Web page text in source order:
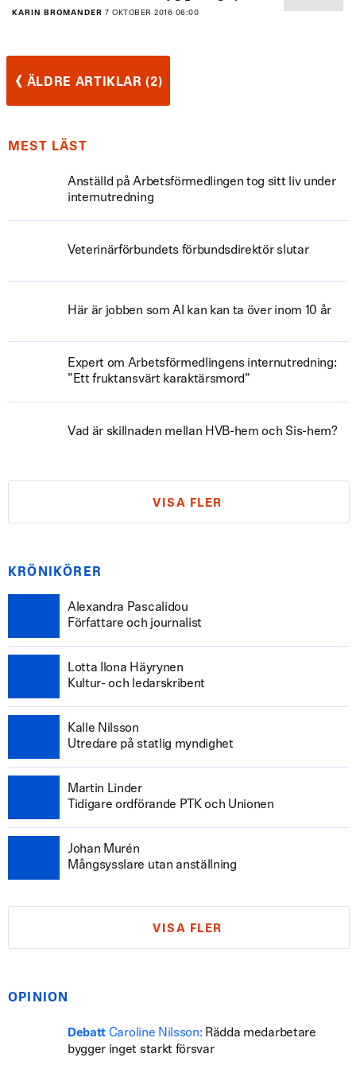
KARIN BROMANDER 7 OKTOBER 2016 06:00
‹ ÄLDRE ARTIKLAR (2)
MEST LÄST
Anställd på Arbetsförmedlingen tog sitt liv under
internutredning
Veterinärförbundets förbundsdirektör slutar
Här är jobben som AI kan kan ta över inom 10 år
Expert om Arbetsförmedlingens internutredning:
”Ett fruktansvärt karaktärsmord”
Vad är skillnaden mellan HVB-hem och Sis-hem?
VISA FLER
KRÖNIKÖRER
Alexandra Pascalidou
Författare och journalist
Lotta Ilona Häyrynen
Kultur- och ledarskribent
Kalle Nilsson
Utredare på statlig myndighet
Martin Linder
Tidigare ordförande PTK och Unionen
Johan Murén
Mångsysslare utan anställning
VISA FLER
OPINION
Debatt Caroline Nilsson: Rädda medarbetare
bygger inget starkt försvar